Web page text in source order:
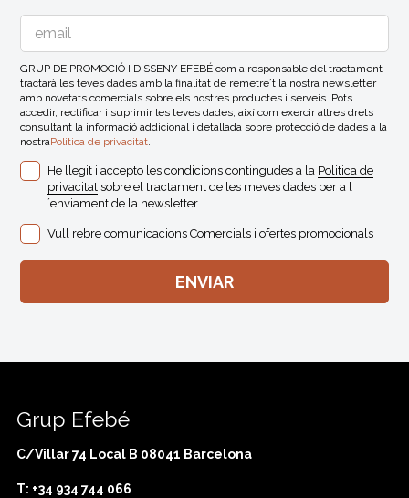
GRUP DE PROMOCIÓ I DISSENY EFEBÉ com a responsable del tractament
tractarà les teves dades amb la finalitat de remetre´t la nostra newsletter
amb novetats comercials sobre els nostres productes i serveis. Pots
accedir, rectificar i suprimir les teves dades, així com exercir altres drets
consultant la informació addicional i detallada sobre protecció de dades a la
nostraPolitica de privacitat.
He llegit i accepto les condicions contingudes a la Politica de
privacitat sobre el tractament de les meves dades per a l
´enviament de la newsletter.
Vull rebre comunicacions Comercials i ofertes promocionals
Grup Efebé
C/Villar 74 Local B 08041 Barcelona
T: +34 934 744 066